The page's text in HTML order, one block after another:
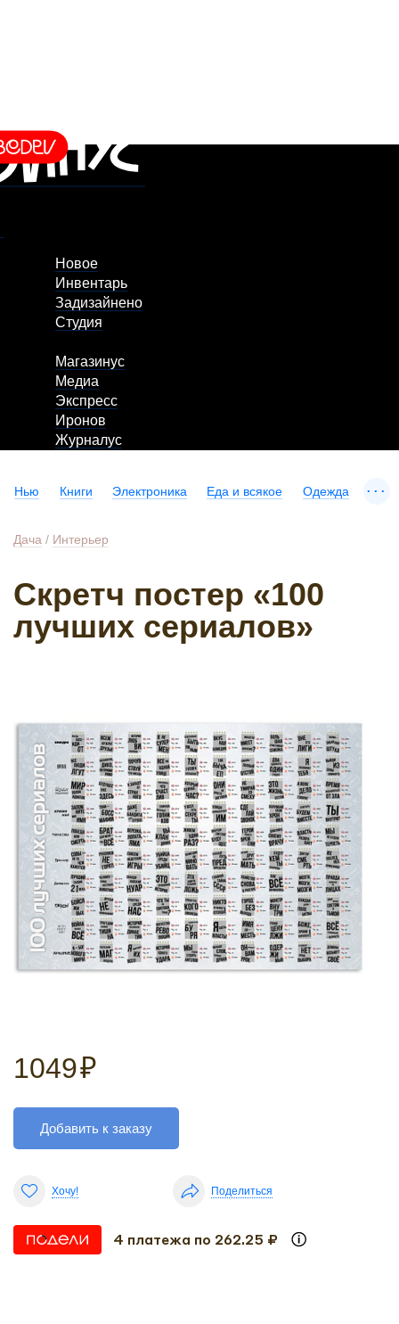
Новое
Инвентарь
Задизайнено
Студия
Магазинус
Медиа
Экспресс
Иронов
Журналус
Нью Книги Электроника Еда и всякое Одежда ...
Дача / Интерьер
Скретч постер «100
лучших сериалов»
1049₽
Добавить к заказу
Хочу! Поделиться
4 платежа по 262.25 ₽